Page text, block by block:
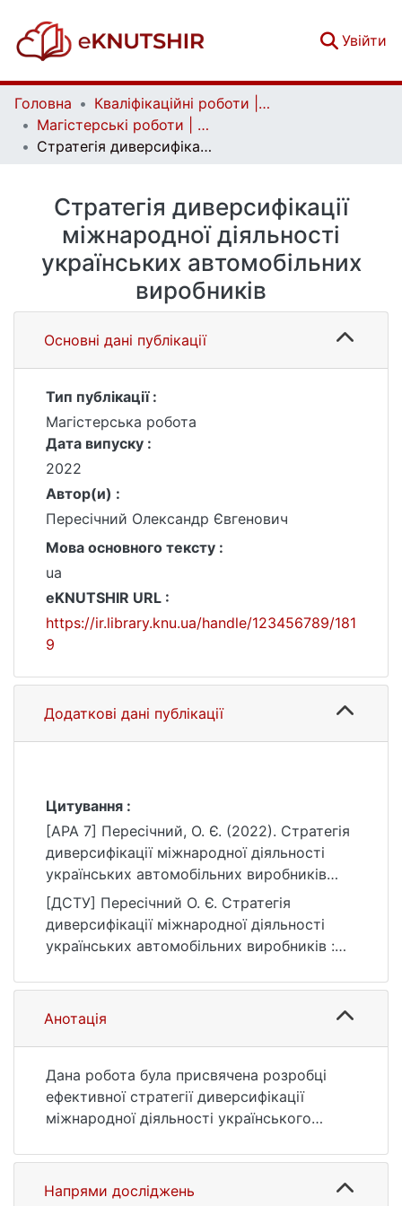
Увійти
Головна
Кваліфікаційні роботи | Qualifying works
Магістерські роботи | Master's theses
Стратегія диверсифікації міжнародної діяльності українських автомобільних виробників
Стратегія диверсифікації
міжнародної діяльності
українських автомобільних
виробників
Основні дані публікації
Тип публікації :
Магістерська робота
Дата випуску :
2022
Автор(и) :
Пересічний Олександр Євгенович
Мова основного тексту :
ua
eKNUTSHIR URL :
https://ir.library.knu.ua/handle/123456789/181
9
Додаткові дані публікації
Цитування :
[APA 7] Пересічний, О. Є. (2022). Стратегія
диверсифікації міжнародної діяльності
українських автомобільних виробників
[Магістерська робота, Київський
національний університет імені Тараса
Шевченка]. eKNUTSHIR.
https://ir.library.knu.ua/handle/123456789/181
9
[ДСТУ] Пересічний О. Є. Стратегія
диверсифікації міжнародної діяльності
українських автомобільних виробників :
Соціальні та поведінкові науки. Київ, 2022.
139 с. URL:
https://ir.library.knu.ua/handle/123456789/181
Анотація
Дана робота була присвячена розробці
ефективної стратегії диверсифікації
міжнародної діяльності українського
розширення збутової діяльності на
зовнішніх ринках.
Напрями досліджень